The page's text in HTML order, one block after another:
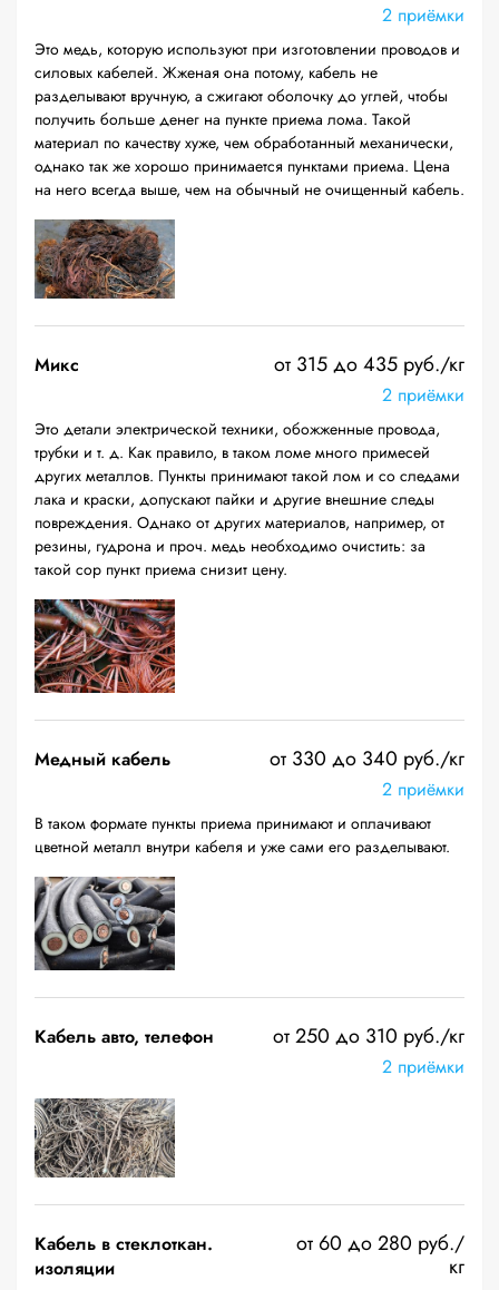
2 приёмки
Это медь, которую используют при изготовлении проводов и
силовых кабелей. Жженая она потому, кабель не
разделывают вручную, а сжигают оболочку до углей, чтобы
получить больше денег на пункте приема лома. Такой
материал по качеству хуже, чем обработанный механически,
однако так же хорошо принимается пунктами приема. Цена
на него всегда выше, чем на обычный не очищенный кабель.
Микс от 315 до 435 руб./кг
2 приёмки
Это детали электрической техники, обожженные провода,
трубки и т. д. Как правило, в таком ломе много примесей
других металлов. Пункты принимают такой лом и со следами
лака и краски, допускают пайки и другие внешние следы
повреждения. Однако от других материалов, например, от
резины, гудрона и проч. медь необходимо очистить: за
такой сор пункт приема снизит цену.
Медный кабель от 330 до 340 руб./кг
2 приёмки
В таком формате пункты приема принимают и оплачивают
цветной металл внутри кабеля и уже сами его разделывают.
Кабель авто, телефон от 250 до 310 руб./кг
2 приёмки
Кабель в стеклоткан.
изоляции
от 60 до 280 руб./
кг